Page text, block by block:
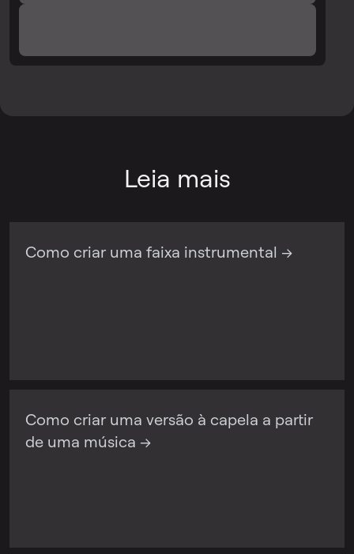
Leia mais
Como criar uma faixa instrumental →
Como criar uma versão à capela a partir
de uma música →